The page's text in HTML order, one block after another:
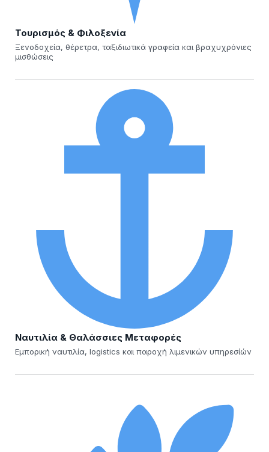
Τουρισμός & Φιλοξενία
Ξενοδοχεία, θέρετρα, ταξιδιωτικά γραφεία και βραχυχρόνιες
μισθώσεις
Ναυτιλία & Θαλάσσιες Μεταφορές
Εμπορική ναυτιλία, logistics και παροχή λιμενικών υπηρεσίών